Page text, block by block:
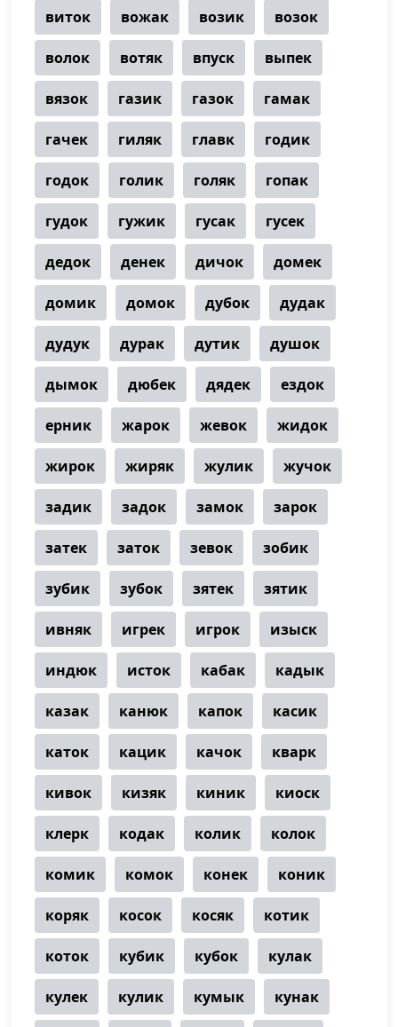
виток вожак возик возок
волок вотяк впуск выпек
вязок газик газок гамак
гачек гиляк главк годик
годок голик голяк гопак
гудок гужик гусак гусек
дедок денек дичок домек
домик домок дубок дудак
дудук дурак дутик душок
дымок дюбек дядек ездок
ерник жарок жевок жидок
жирок жиряк жулик жучок
задик задок замок зарок
затек заток зевок зобик
зубик зубок зятек зятик
ивняк игрек игрок изыск
индюк исток кабак кадык
казак канюк капок касик
каток кацик качок кварк
кивок кизяк киник киоск
клерк кодак колик колок
комик комок конек коник
коряк косок косяк котик
коток кубик кубок кулак
кулек кулик кумык кунак